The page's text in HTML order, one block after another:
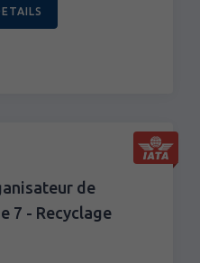
de
7 - Recyclage